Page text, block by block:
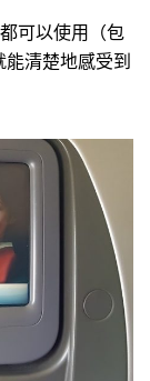
可以使用（包
清楚地感受到